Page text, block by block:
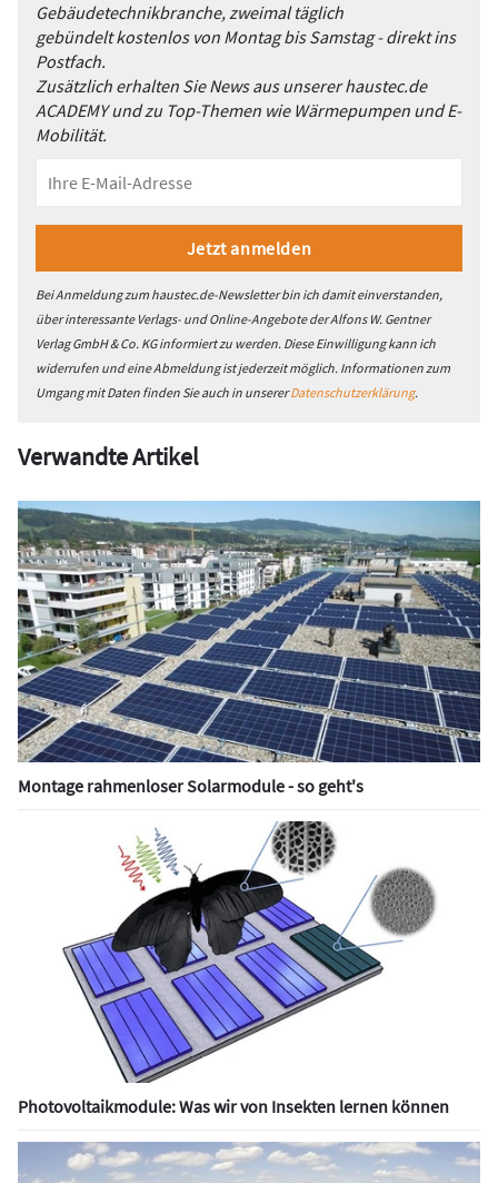
Gebäudetechnikbranche, zweimal täglich
gebündelt kostenlos von Montag bis Samstag - direkt ins
Postfach.
Zusätzlich erhalten Sie News aus unserer haustec.de
ACADEMY und zu Top-Themen wie Wärmepumpen und E-
Mobilität.
Bei Anmeldung zum haustec.de-Newsletter bin ich damit einverstanden,
über interessante Verlags- und Online-Angebote der Alfons W. Gentner
Verlag GmbH & Co. KG informiert zu werden. Diese Einwilligung kann ich
widerrufen und eine Abmeldung ist jederzeit möglich. Informationen zum
Umgang mit Daten finden Sie auch in unsererDatenschutzerklärung.
Verwandte Artikel
Montage rahmenloser Solarmodule - so geht's
Photovoltaikmodule: Was wir von Insekten lernen können